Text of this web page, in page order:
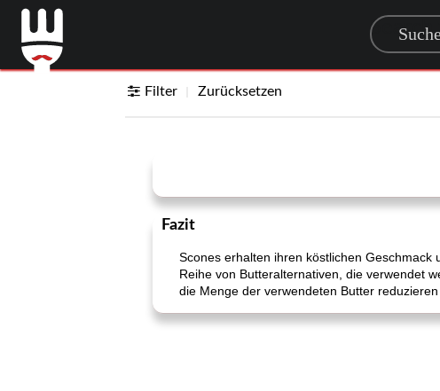
Search
Filter Zurücksetzen
Fazit
Scones erhalten ihren köstlichen
Reihe von Butteralternativen, die verwendet
die Menge der verwendeten Butter